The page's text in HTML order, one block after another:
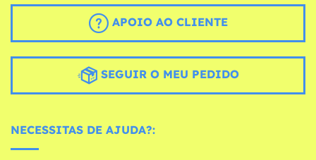
APOIO AO CLIENTE
SEGUIR O MEU PEDIDO
NECESSITAS DE AJUDA?: